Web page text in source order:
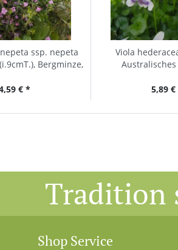
ssp. nepeta
Bergminze,
€ *
Viola
5,89
Tradition
Shop Service